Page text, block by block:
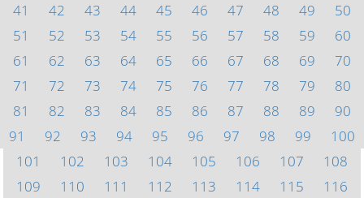
41
42 43 44 45 46 47 48 49
50
51
52 53 54 55 56 57 58 59
60
61
62 63 64 65 66 67 68 69
70
71
72 73 74 75 76 77 78 79
80
81
82 83 84 85 86 87 88 89
90
91
92 93 94 95 96 97 98 99
100
101
102 103 104 105 106 107
108
109
110 111 112 113 114 115
116